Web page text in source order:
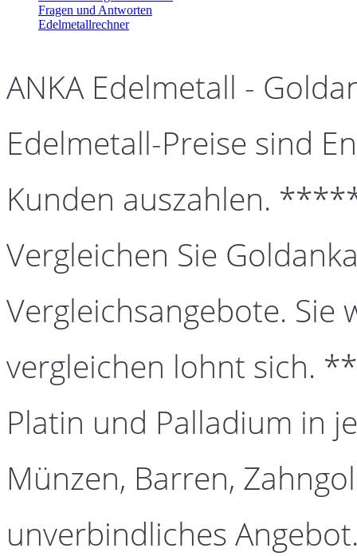
Fragen und Antworten
Edelmetallrechner
ANKA Edelmetall -
Edelmetall-Preise sind
Kunden auszahlen.
Vergleichen Sie
Vergleichsangebote. Sie
vergleichen lohnt sich.
Platin und Palladium in
Münzen, Barren,
unverbindliches